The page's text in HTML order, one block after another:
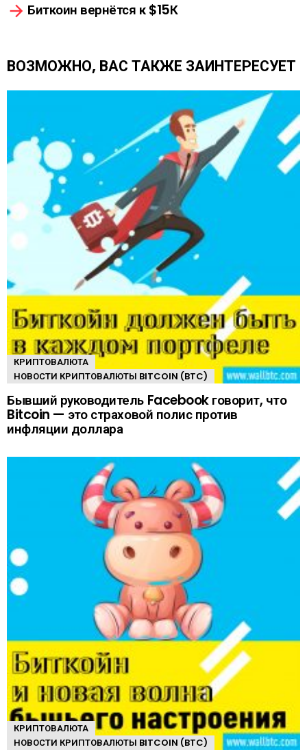
е
е
щ
е
Биткоин вернётся к $15К
ВОЗМОЖНО, ВАС ТАКЖЕ ЗАИНТЕРЕСУЕТ
КРИПТОВАЛЮТА
НОВОСТИ КРИПТОВАЛЮТЫ BITCOIN (BTC)
Бывший руководитель Facebook говорит, что
Bitcoin — это страховой полис против
инфляции доллара
КРИПТОВАЛЮТА
НОВОСТИ КРИПТОВАЛЮТЫ BITCOIN (BTC)